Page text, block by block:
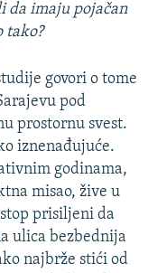
da imaju pojačan
tako?
govori o tome
pod
prostornu svest.
iznenađujuće.
godinama,
misao, žive u
prisiljeni da
ulica bezbednija
najbrže stići od